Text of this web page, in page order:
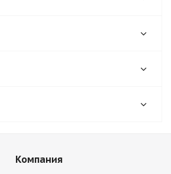
Компания